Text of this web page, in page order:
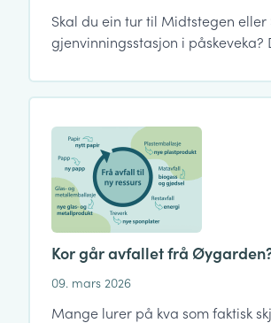
Skal du ein tur til Midtstegen eller
gjenvinningsstasjon i påskeveka?
Kor går avfallet frå
09. mars 2026
Mange lurer på kva som faktisk